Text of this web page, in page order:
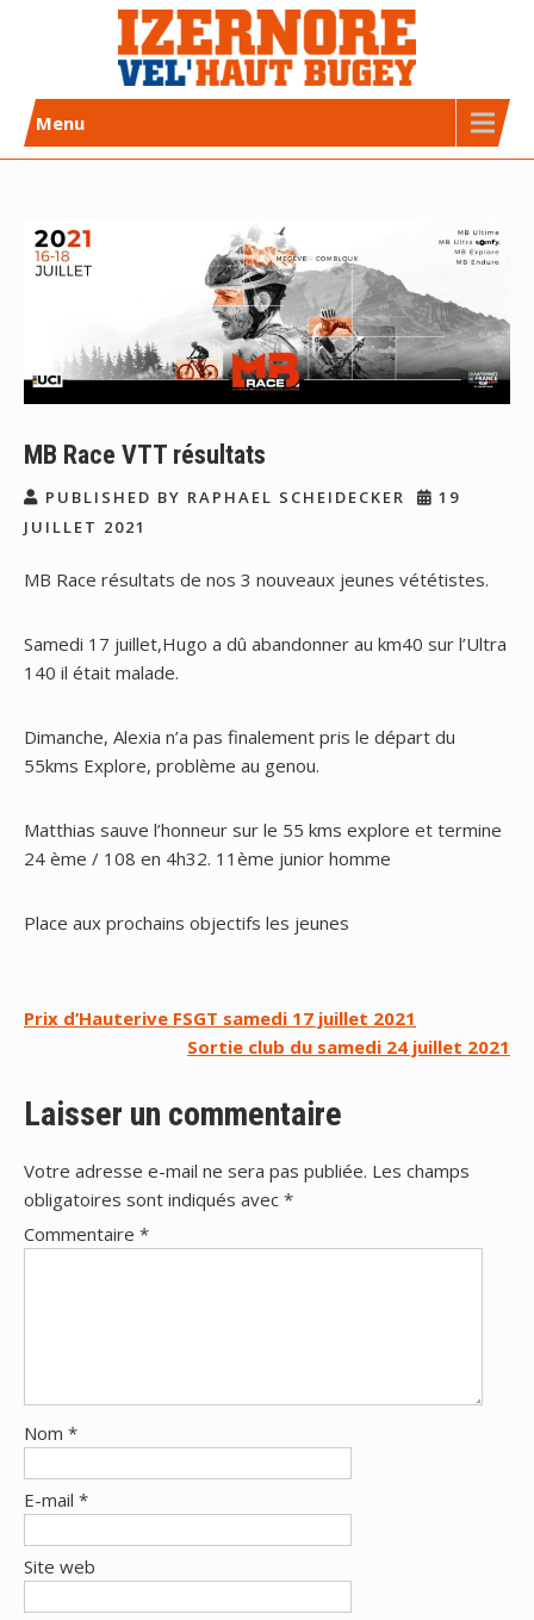
Izernore Vel’Haut Bugey
CLUB DE CYCLISME AFFILIÉ FFC
Menu
MB Race VTT résultats
PUBLISHED BY RAPHAEL SCHEIDECKER
19
JUILLET 2021
MB Race résultats de nos 3 nouveaux jeunes vététistes.
Samedi 17 juillet,Hugo a dû abandonner au km40 sur l’Ultra
140 il était malade.
Dimanche, Alexia n’a pas finalement pris le départ du
55kms Explore, problème au genou.
Matthias sauve l’honneur sur le 55 kms explore et termine
24 ème / 108 en 4h32. 11ème junior homme
Place aux prochains objectifs les jeunes
Navigation
l’article
Prix d’Hauterive FSGT samedi 17 juillet 2021
Sortie club du samedi 24 juillet 2021
Laisser un commentaire
Votre adresse e-mail ne sera pas publiée. Les champs
obligatoires sont indiqués avec *
Commentaire *
Nom *
E-mail *
Site web